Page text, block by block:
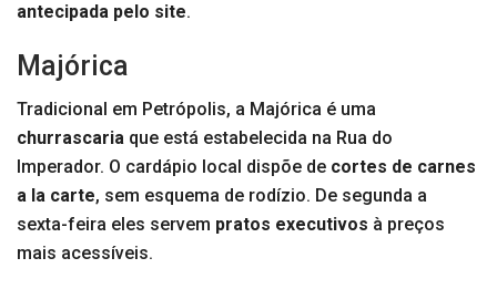
antecipada pelo site.
Majórica
Tradicional em Petrópolis, a Majórica é uma
churrascaria que está estabelecida na Rua do
Imperador. O cardápio local dispõe de cortes de carnes
a la carte, sem esquema de rodízio. De segunda a
sexta-feira eles servem pratos executivos à preços
mais acessíveis.